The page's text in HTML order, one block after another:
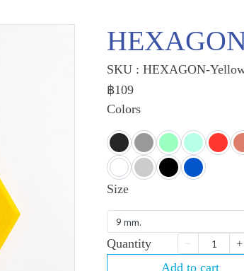
SKU : HEXAGON-
฿109
Colors
Size
9 mm.
Quantity
Add to cart